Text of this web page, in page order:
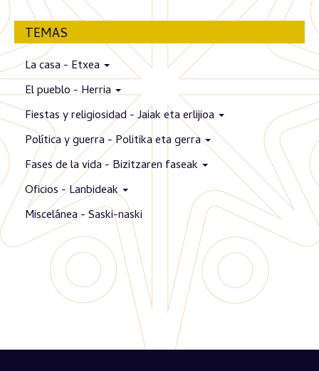
TEMAS
La casa - Etxea
El pueblo - Herria
Fiestas y religiosidad - Jaiak eta erlijioa
Política y guerra - Politika eta gerra
Fases de la vida - Bizitzaren faseak
Oficios - Lanbideak
Miscelánea - Saski-naski